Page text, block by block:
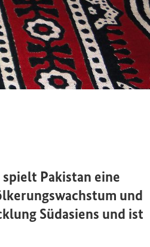
Pakistan eine
und
Südasiens und ist